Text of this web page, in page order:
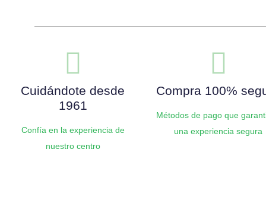
Cuidándote desde
1961
Confía en la experiencia de
nuestro centro
Compra 100%
Métodos de pago que
una experiencia segura